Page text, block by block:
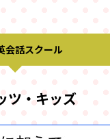
会話スクール
ツ・キッズ